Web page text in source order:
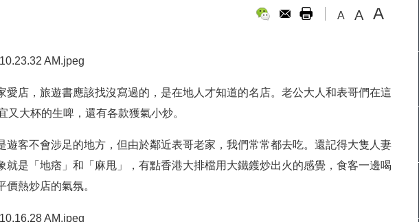
A A A
愛店，旅遊書應該找沒寫過的，是在地人才知道的名店。老公大人和表哥們在這
大杯的生啤，還有各款獲氣小炒。
遊客不會涉足的地方，但由於鄰近表哥老家，我們常常都去吃。還記得大隻人妻
就是「地痞」和「麻甩」，有點香港大排檔用大鐵鑊炒出火的感覺，食客一邊喝
熱炒店的氣氛。